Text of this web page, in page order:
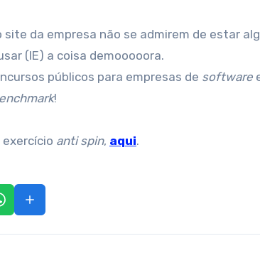
da empresa não se admirem de estar
(IE) a coisa demooooora.
públicos para empresas de software
!
exercício anti spin, aqui.